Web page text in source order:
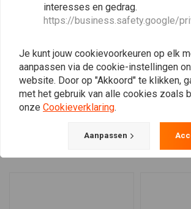
Luchtfilter HFA3105
Yamaha
€379,94
interesses en gedrag.
https://business.safety.google/
Je kunt jouw cookievoorkeuren op elk
aanpassen via de cookie-instellingen
website. Door op "Akkoord" te klikken,
met het gebruik van alle cookies zoals
onze Cookieverklaring.
Aanpassen